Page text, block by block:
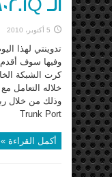
الـ 802.1Q
5 أكتوبر، 2010
تدوينتي لهذا
وفيها سوف أقدم
كرت الشبكة
وذلك من خلال
Trunk Port
أكمل القراءة »